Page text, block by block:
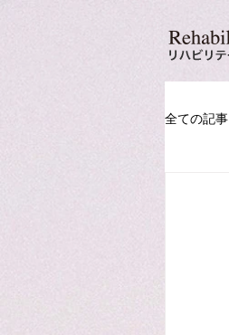
全ての記事